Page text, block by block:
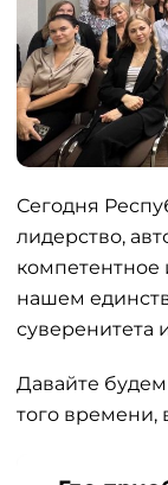
Сегодня
лидерство,
компетентное
нашем
суверенитета
Давайте
того времени,